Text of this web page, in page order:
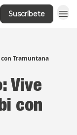
Suscríbete
Tramuntana
Vive
con